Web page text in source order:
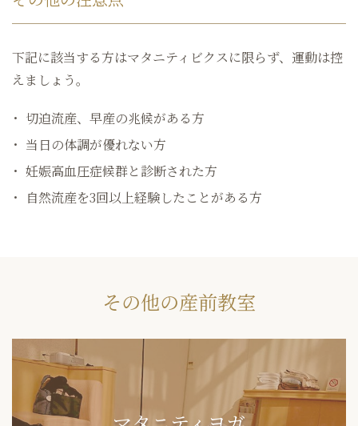
下記に該当する方はマタニティビクスに限らず、運動は控
えましょう。
切迫流産、早産の兆候がある方
当日の体調が優れない方
妊娠高血圧症候群と診断された方
自然流産を3回以上経験したことがある方
その他の産前教室